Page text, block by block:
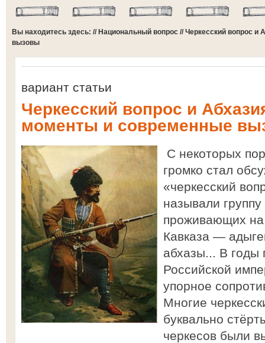
Вы находитесь здесь: // Национальный вопрос // Черкесский вопрос и
вызовы
вариант статьи
Черкесский вопрос и
моменты и современные
С некоторых
громко стал
«черкесский
называли
проживающих на
Кавказа —
абхазы... В годы
Российской
упорное
Многие
буквально
черкесов были